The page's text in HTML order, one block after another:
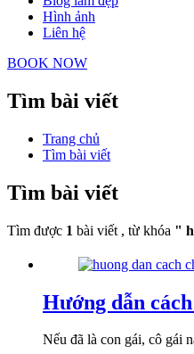
Hình ảnh
Liên hệ
BOOK NOW
Tìm bài viết
Trang chủ
Tìm bài viết
Tìm bài viết
Tìm được 1 bài viết , từ khóa "
Hướng dẫn
Nếu đã là con gái, cô gái